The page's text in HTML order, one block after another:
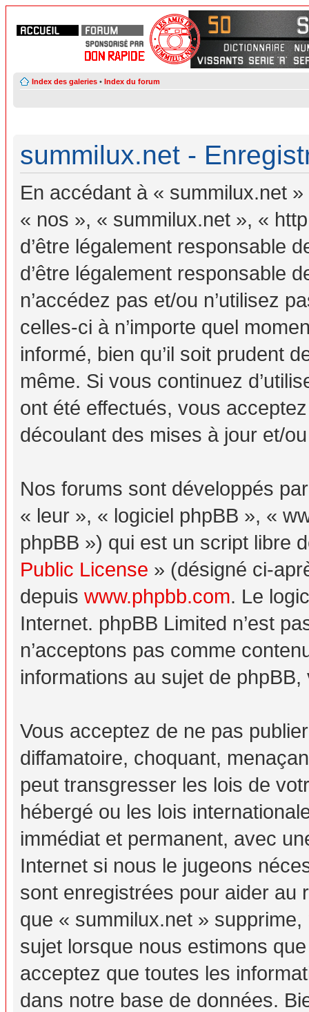
Index des galeries • Index du forum
summilux.net -
En accédant à « summilux.net
« nos », « summilux.net », «
d’être légalement responsable
d’être légalement responsable
n’accédez pas et/ou n’utilisez
celles-ci à n’importe quel
informé, bien qu’il soit prudent
même. Si vous continuez
ont été effectués, vous
découlant des mises à jour et/
Nos forums sont développés
« leur », « logiciel phpBB », «
phpBB ») qui est un script libre
Public License » (désigné ci-
depuis www.phpbb.com. Le
Internet. phpBB Limited n’est
n’acceptons pas comme
informations au sujet de
Vous acceptez de ne pas
diffamatoire, choquant,
peut transgresser les lois de
hébergé ou les lois
immédiat et permanent, avec
Internet si nous le jugeons
sont enregistrées pour aider au
que « summilux.net »
sujet lorsque nous estimons
acceptez que toutes les
dans notre base de données.